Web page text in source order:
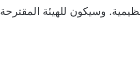
وسيكون للهيئة المقترحة